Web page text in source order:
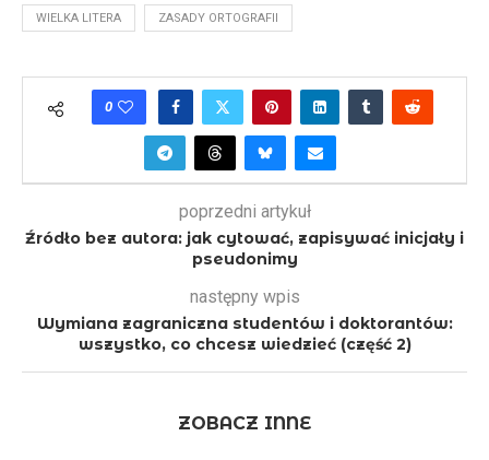
WIELKA LITERA ZASADY ORTOGRAFII
0
poprzedni artykuł
Źródło bez autora: jak cytować, zapisywać inicjały i
pseudonimy
następny wpis
Wymiana zagraniczna studentów i doktorantów:
wszystko, co chcesz wiedzieć (część 2)
ZOBACZ INNE